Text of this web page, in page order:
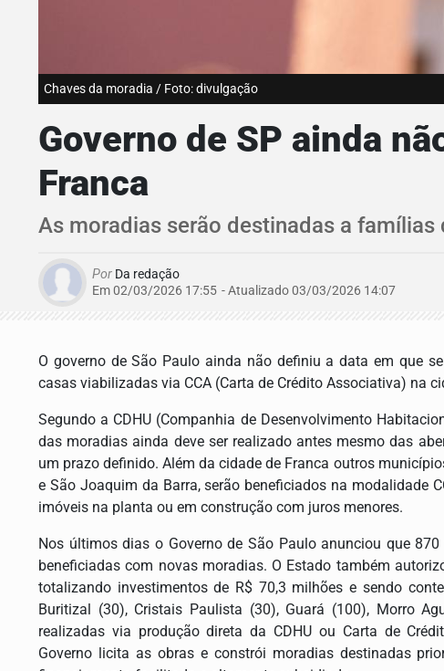
Chaves da moradia / Foto: divulgação
Governo de SP ainda
Franca
As moradias serão destinadas a famílias
Por Da redação
Em 02/03/2026 17:55 - Atualizado03/03/2026 14:07
O governo de São Paulo ainda não definiu a data em que
casas viabilizadas via CCA (Carta de Crédito Associativa) na
Segundo a CDHU (Companhia de Desenvolvimento
das moradias ainda deve ser realizado antes mesmo das
um prazo definido. Além da cidade de Franca outros
e São Joaquim da Barra, serão beneficiados na modalidade
imóveis na planta ou em construção com juros menores.
Nos últimos dias o Governo de São Paulo anunciou que
beneficiadas com novas moradias. O Estado também
totalizando investimentos de R$ 70,3 milhões e sendo
Buritizal (30), Cristais Paulista (30), Guará (100), Morro
realizadas via produção direta da CDHU ou Carta de
Governo licita as obras e constrói moradias destinadas